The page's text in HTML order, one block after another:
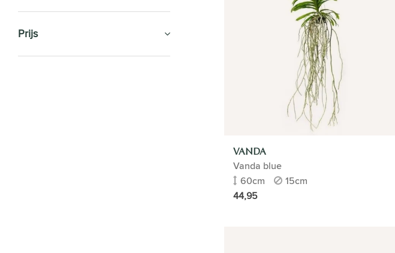
Prijs
VANDA
Vanda blue
60cm
15cm
44,95